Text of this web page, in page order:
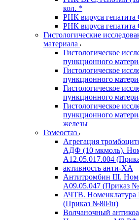
кол. *
РНК вируса гепатита
РНК вируса гепатита
Гистологические
материала
Гистологическое
пункционного
Гистологическое
пункционного
Гистологическое
пункционного
Гистологическое
пункционного
железы
Гомеостаз
Агрегация
АДФ (10 мкмоль).
A12.05.017.004
активность анти-ХА
Антитромбин III.
A09.05.047 (Приказ
АЧТВ.
(Приказ №804н)
Волчаночный